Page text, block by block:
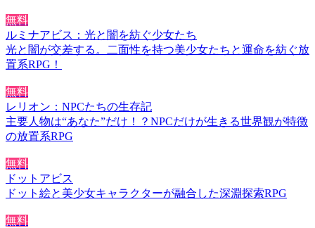
無料
ルミナアビス：光と闇を紡ぐ少女たち
光と闇が交差する。二面性を持つ美少女たちと運命を紡ぐ放
置系RPG！
無料
レリオン：NPCたちの生存記
主要人物は“あなた”だけ！？NPCだけが生きる世界観が特徴
の放置系RPG
無料
ドットアビス
ドット絵と美少女キャラクターが融合した深淵探索RPG
無料